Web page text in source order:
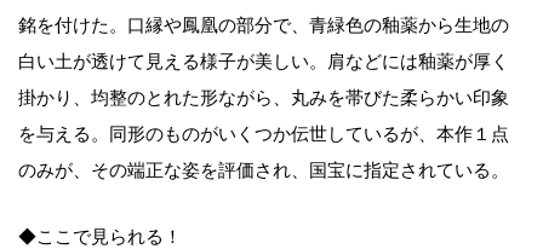
銘を付けた。口縁や鳳凰の部分で、青緑色の釉薬から生地の
白い土が透けて見える様子が美しい。肩などには釉薬が厚く
掛かり、均整のとれた形ながら、丸みを帯びた柔らかい印象
を与える。同形のものがいくつか伝世しているが、本作１点
のみが、その端正な姿を評価され、国宝に指定されている。
◆ここで見られる！